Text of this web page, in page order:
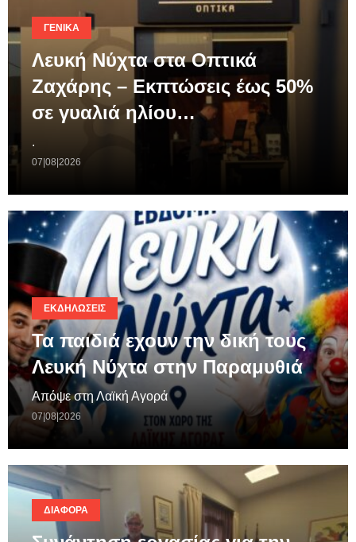
ΓΕΝΙΚΆ
Λευκή Νύχτα στα Οπτικά
Ζαχάρης – Εκπτώσεις έως 50%
σε γυαλιά ηλίου…
.
07|08|2026
ΕΚΔΗΛΏΣΕΙΣ
Τα παιδιά εχουν την δική τους
Λευκή Νύχτα στην Παραμυθιά
Απόψε στη Λαϊκή Αγορά
07|08|2026
ΔΙΆΦΟΡΑ